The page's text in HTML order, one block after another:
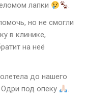
лапки
.
но не смогли
в клинике,
на неё
до нашего
под опеку
.